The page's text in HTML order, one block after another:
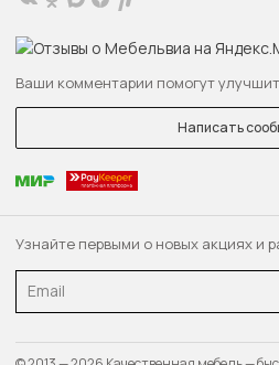
Узнайте первыми о новых акциях и
Email
Ваши комментарии помогут
Написать